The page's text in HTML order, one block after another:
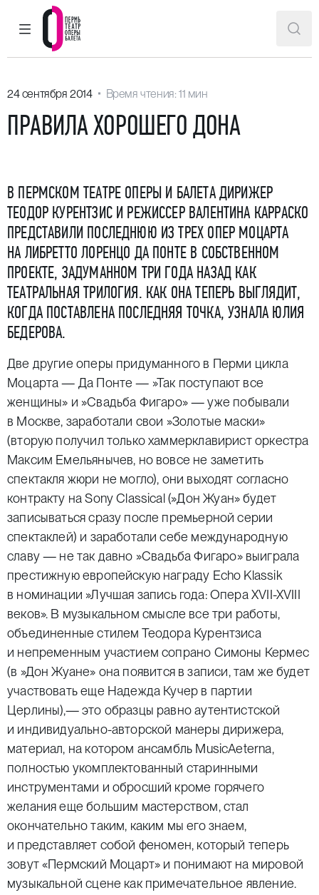
ГЛАВНОЕ МЕНЮ
Пермский театр оперы и балета
24 сентября 2014 Время чтения: 11 мин
ПРАВИЛА ХОРОШЕГО ДОНА
В ПЕРМСКОМ ТЕАТРЕ ОПЕРЫ И БАЛЕТА ДИРИЖЕР
ТЕОДОР КУРЕНТЗИС И РЕЖИССЕР ВАЛЕНТИНА КАРРАСКО
ПРЕДСТАВИЛИ ПОСЛЕДНЮЮ ИЗ ТРЕХ ОПЕР МОЦАРТА
НА ЛИБРЕТТО ЛОРЕНЦО ДА ПОНТЕ В СОБСТВЕННОМ
ПРОЕКТЕ, ЗАДУМАННОМ ТРИ ГОДА НАЗАД КАК
ТЕАТРАЛЬНАЯ ТРИЛОГИЯ. КАК ОНА ТЕПЕРЬ ВЫГЛЯДИТ,
КОГДА ПОСТАВЛЕНА ПОСЛЕДНЯЯ ТОЧКА, УЗНАЛА ЮЛИЯ
БЕДЕРОВА.
Две другие оперы придуманного в Перми цикла
Моцарта — Да Понте — »Так поступают все
женщины» и »Свадьба Фигаро»— уже побывали
в Москве, заработали свои »Золотые маски»
(вторую получил только хаммерклавирист оркестра
Максим Емельянычев, но вовсе не заметить
спектакля жюри не могло), они выходят согласно
контракту на Sony Classical (»Дон Жуан»будет
записываться сразу после премьерной серии
спектаклей) и заработали себе международную
славу — не так давно »Свадьба Фигаро»выиграла
престижную европейскую награду Echo Klassik
в номинации »Лучшая запись года: Опера XVII-XVIII
веков». В музыкальном смысле все три работы,
объединенные стилем Теодора Курентзиса
и непременным участием сопрано Симоны Кермес
(в »Дон Жуане» она появится в записи, там же будет
участвовать еще Надежда Кучер в партии
Церлины),— это образцы равно аутентистской
и индивидуально-авторской манеры дирижера,
материал, на котором ансамбль MusicAeterna,
полностью укомплектованный старинными
инструментами и обросший кроме горячего
желания еще большим мастерством, стал
окончательно таким, каким мы его знаем,
и представляет собой феномен, который теперь
зовут «Пермский Моцарт» и понимают на мировой
музыкальной сцене как примечательное явление.